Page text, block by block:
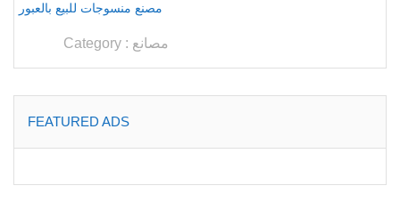
مصنع منسوجات للبيع بالعبور
Category : مصانع
FEATURED ADS